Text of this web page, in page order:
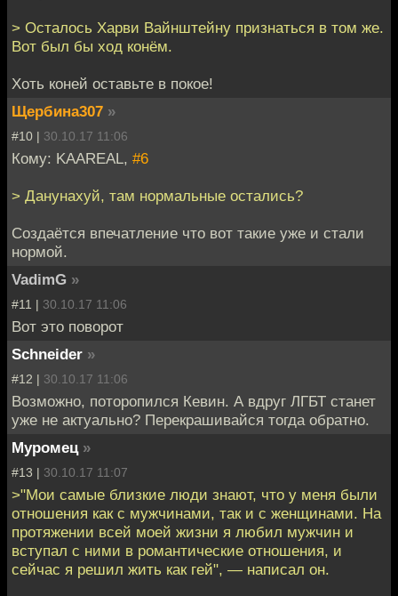
> Осталось Харви Вайнштейну признаться в том же.
Вот был бы ход конём.
Хоть коней оставьте в покое!
Щербина307 »
#10 | 30.10.17 11:06
Кому: KAAREAL, #6
> Данунахуй, там нормальные остались?
Создаётся впечатление что вот такие уже и стали
нормой.
VadimG »
#11 | 30.10.17 11:06
Вот это поворот
Schneider »
#12 | 30.10.17 11:06
Возможно, поторопился Кевин. А вдруг ЛГБТ станет
уже не актуально? Перекрашивайся тогда обратно.
Муромец »
#13 | 30.10.17 11:07
>"Мои самые близкие люди знают, что у меня были
отношения как с мужчинами, так и с женщинами. На
протяжении всей моей жизни я любил мужчин и
вступал с ними в романтические отношения, и
сейчас я решил жить как гей", — написал он.